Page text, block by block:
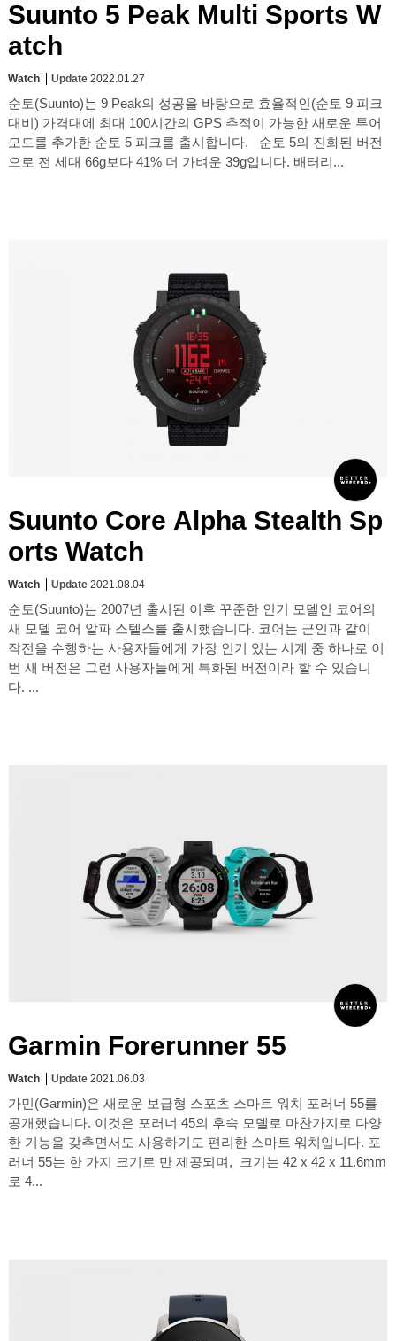
Suunto 5 Peak Multi Sports W
atch
Watch Update 2022.01.27
순토(Suunto)는 9 Peak의 성공을 바탕으로 효율적인(순토 9 피크
대비) 가격대에 최대 100시간의 GPS 추적이 가능한 새로운 투어
모드를 추가한 순토 5 피크를 출시합니다. 순토 5의 진화된 버전
으로 전 세대 66g보다 41% 더 가벼운 39g입니다. 배터리...
Suunto Core Alpha Stealth Sp
orts Watch
Watch Update 2021.08.04
순토(Suunto)는 2007년 출시된 이후 꾸준한 인기 모델인 코어의
새 모델 코어 알파 스텔스를 출시했습니다. 코어는 군인과 같이
작전을 수행하는 사용자들에게 가장 인기 있는 시계 중 하나로 이
번 새 버전은 그런 사용자들에게 특화된 버전이라 할 수 있습니
다. ...
Garmin Forerunner 55
Watch Update 2021.06.03
가민(Garmin)은 새로운 보급형 스포츠 스마트 워치 포러너 55를
공개했습니다. 이것은 포러너 45의 후속 모델로 마찬가지로 다양
한 기능을 갖추면서도 사용하기도 편리한 스마트 워치입니다. 포
러너 55는 한 가지 크기로 만 제공되며, 크기는 42 x 42 x 11.6mm
로 4...